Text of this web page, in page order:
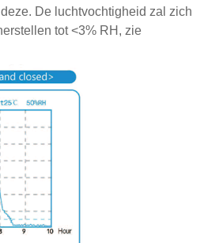
De luchtvochtigheid zal zich
tot <3% RH, zie